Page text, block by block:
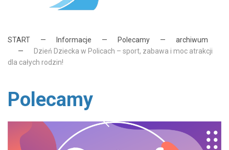
START Informacje Polecamy
archiwum
Dzień Dziecka w Policach – sport, zabawa i moc atrakcji
dla całych rodzin!
Polecamy